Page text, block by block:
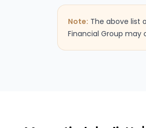
Note: The above list
Financial Group